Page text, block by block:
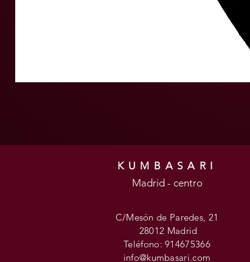
KUMBASARI
Madrid - centro
C/Mesón de Paredes, 21
28012 Madrid
Teléfono: 914675366
info@kumbasari.com